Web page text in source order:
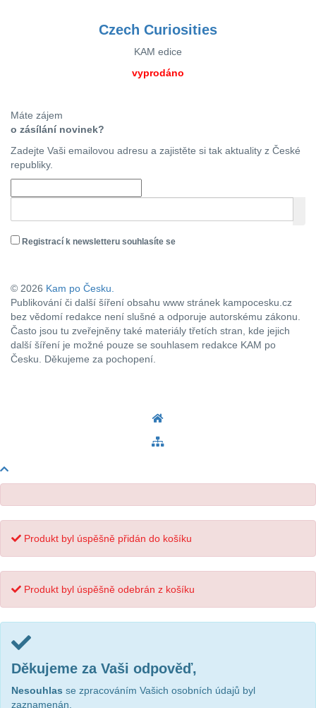
Czech Curiosities
KAM edice
vyprodáno
Máte zájem
o zásílání novinek?
Zadejte Vaši emailovou adresu a zajistěte si tak aktuality z České
republiky.
Registrací k newsletteru souhlasíte se
© 2026 Kam po Česku.
Publikování či další šíření obsahu www stránek kampocesku.cz
bez vědomí redakce není slušné a odporuje autorskému zákonu.
Často jsou tu zveřejněny také materiály třetích stran, kde jejich
další šíření je možné pouze se souhlasem redakce KAM po
Česku. Děkujeme za pochopení.
Produkt byl úspěšně přidán do košíku
Produkt byl úspěšně odebrán z košíku
Děkujeme za Vaši odpověď,
Nesouhlas se zpracováním Vašich osobních údajů byl
zaznamenán.